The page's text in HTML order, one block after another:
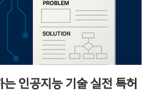
인공지능 기술 실전 특허